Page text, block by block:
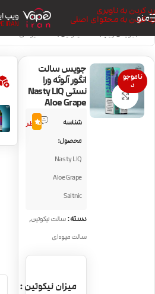
رد کردن به ناوبری
رد کردن به محتوای اصلی
منو ویپ
IRAN
خانه/جویس ویپ/سالت نیکوتین/سالت میوه‌ای
ناموجو
د
بزرگنمایی تصویر
جویس سالت
انگور آلوئه ورا
نستی Nasty LIQ
Aloe Grape
شناسه
محصول:
Nasty LIQ
Aloe Grape
Saltnic
1
نظر5.0
دسته:سالت نیکوتین,
سالت میوه‌ای
میزان نیکوتین